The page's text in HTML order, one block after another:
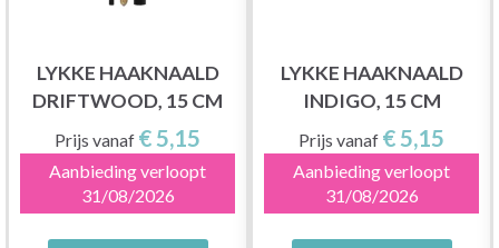
LYKKE HAAKNAALD
DRIFTWOOD, 15 CM
Prijs vanaf € 5,15
Aanbieding verloopt
31/08/2026
LYKKE HAAKNAALD
INDIGO, 15 CM
Prijs vanaf € 5,15
Aanbieding verloopt
31/08/2026